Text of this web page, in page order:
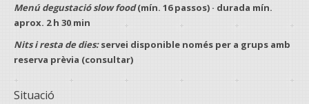
Menú degustació slow food(mín. 16 passos) · durada mín.
aprox. 2 h 30 min
Nits i resta de dies:servei disponible només per a grups amb
reserva prèvia (consultar)
Situació